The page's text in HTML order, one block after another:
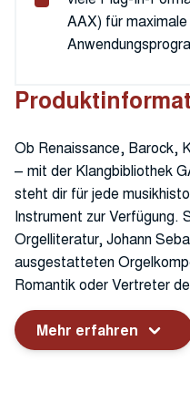
AAX) für
Ob Renaissance, Barock,
– mit der Klangbibliothek
steht dir für jede
Instrument zur Verfügung.
Orgelliteratur, Johann
ausgestatteten
Romantik oder Vertreter
Mehr erfahren